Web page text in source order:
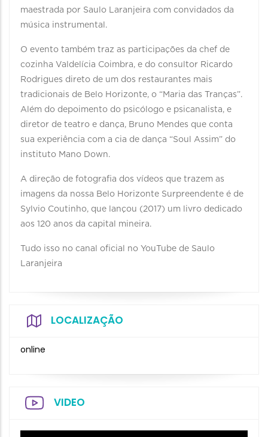
maestrada por Saulo Laranjeira com convidados da
música instrumental. ⠀
O evento também traz as participações da chef de
cozinha Valdelícia Coimbra, e do consultor Ricardo
Rodrigues direto de um dos restaurantes mais
tradicionais de Belo Horizonte, o “Maria das Tranças”.
Além do depoimento do psicólogo e psicanalista, e
diretor de teatro e dança, Bruno Mendes que conta
sua experiência com a cia de dança “Soul Assim” do
instituto Mano Down.
A direção de fotografia dos vídeos que trazem as
imagens da nossa Belo Horizonte Surpreendente é de
Sylvio Coutinho, que lançou (2017) um livro dedicado
aos 120 anos da capital mineira. ⠀
Tudo isso no canal oficial no YouTube de Saulo
Laranjeira
LOCALIZAÇÃO
online
VIDEO